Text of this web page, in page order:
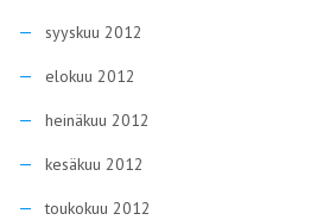
syyskuu 2012
elokuu 2012
heinäkuu 2012
kesäkuu 2012
toukokuu 2012